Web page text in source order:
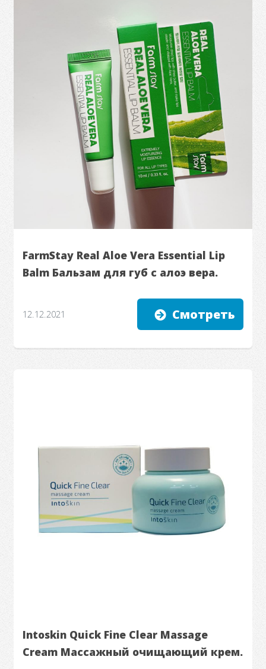
FarmStay Real Aloe Vera Essential Lip
Balm Бальзам для губ с алоэ вера.
12.12.2021 Смотреть
Intoskin Quick Fine Clear Massage
Cream Массажный очищающий крем.